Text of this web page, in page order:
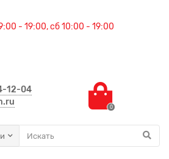
- 19:00, сб 10:00 - 19:00
12-04
0